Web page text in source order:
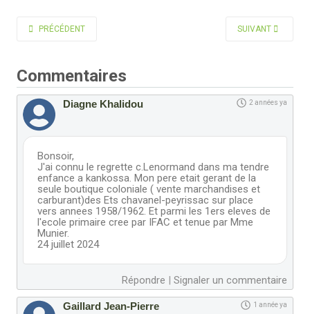
ARTICLE PRÉCÉDENT : MOHA PHILIPPE
PRÉCÉDENT ARTICLE SUIVANT
SUIVANT
Commentaires
Diagne Khalidou 2 années ya
Bonsoir,
J'ai connu le regrette c.Lenormand dans ma tendre
enfance a kankossa. Mon pere etait gerant de la
seule boutique coloniale ( vente marchandises et
carburant)des Ets chavanel-peyrissac sur place
vers annees 1958/1962. Et parmi les 1ers eleves de
l'ecole primaire cree par IFAC et tenue par Mme
Munier.
24 juillet 2024
Répondre | Signaler un commentaire
Gaillard Jean-Pierre 1 année ya